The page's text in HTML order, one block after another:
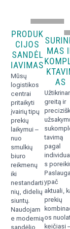
PRODUK
CIJOS
SANDĖL
IAVIMAS
Mūsų
logistikos
centrai
pritaikyti
įvairių tipų
prekių
laikymui –
nuo
smulkių
biuro
reikmenų
iki
nestandarti
nių, didelių
siuntų.
Naudojam
e modernią
sandėlio
MAS
AS
greitą ir
tavimą
pagal
s
ypač
aktuali,
prekių
os
keičiasi